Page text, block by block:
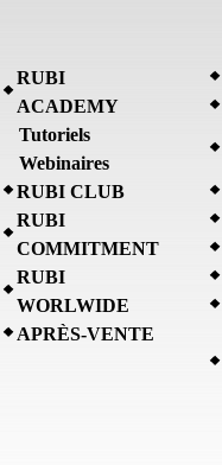
RUBI
ACADEMY
Tutoriels
Webinaires
RUBI CLUB
RUBI
COMMITMENT
RUBI
WORLWIDE
APRÈS-VENTE